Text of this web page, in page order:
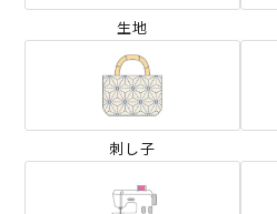
生地
刺し子